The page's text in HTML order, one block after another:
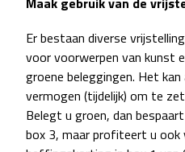
Er bestaan diverse
voor voorwerpen van kunst
groene beleggingen. Het
vermogen (tijdelijk) om te
Belegt u groen, dan
box 3, maar profiteert u ook